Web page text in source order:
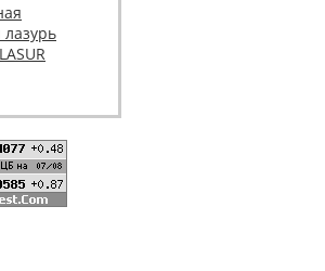
лазурь